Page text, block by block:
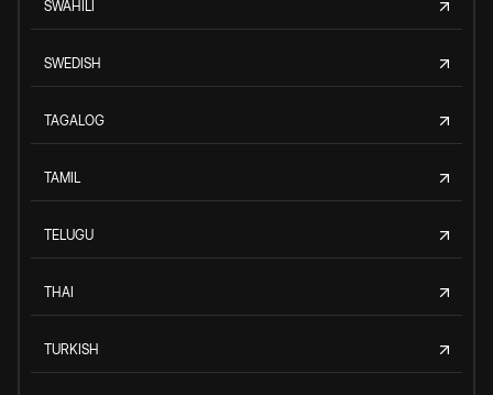
SWAHILI
SWEDISH
TAGALOG
TAMIL
TELUGU
THAI
TURKISH